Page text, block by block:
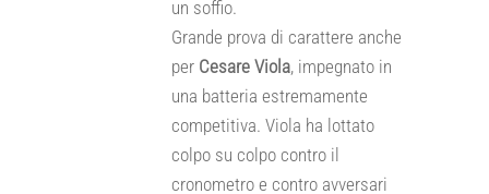
un soffio.
Grande prova di carattere anche
per Cesare Viola, impegnato in
una batteria estremamente
competitiva. Viola ha lottato
colpo su colpo contro il
cronometro e contro avversari